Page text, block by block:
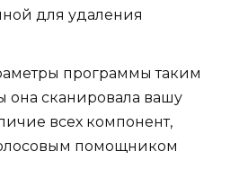
для удаления
программы таким
она сканировала вашу
всех компонент,
помощником